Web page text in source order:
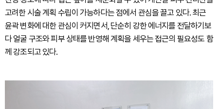
고려한 시술 계획 수립이 가능하다는 점에서 관심을 끌고 있다. 최근
윤곽 변화에 대한 관심이 커지면서, 단순히 강한 에너지를 전달하기보
다 얼굴 구조와 피부 상태를 반영해 계획을 세우는 접근의 필요성도 함
께 강조되고 있다.